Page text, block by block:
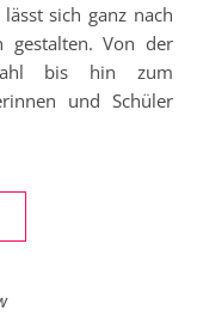
sich ganz nach
gestalten. Von der
bis hin zum
und Schüler